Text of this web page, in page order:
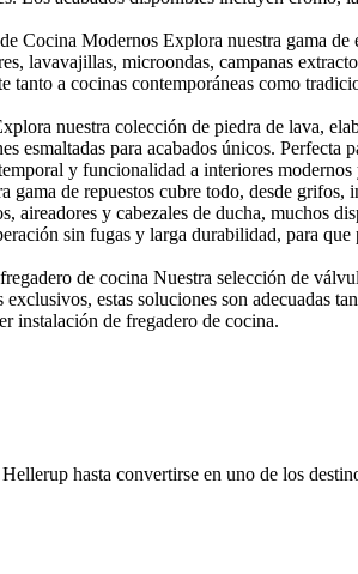
Cocina Modernos Explora nuestra gama
lavavajillas, microondas, campanas
tanto a cocinas contemporáneas como
nuestra colección de piedra de lava,
esmaltadas para acabados únicos.
y funcionalidad a interiores modernos
de repuestos cubre todo, desde
aireadores y cabezales de ducha, muchos
sin fugas y larga durabilidad, para
de cocina Nuestra selección de
estas soluciones son adecuadas
instalación de fregadero de cocina.
hasta convertirse en uno de los